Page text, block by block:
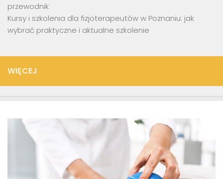
przewodnik
Kursy i szkolenia dla fizjoterapeutów w Poznaniu: jak
wybrać praktyczne i aktualne szkolenie
WIĘCEJ